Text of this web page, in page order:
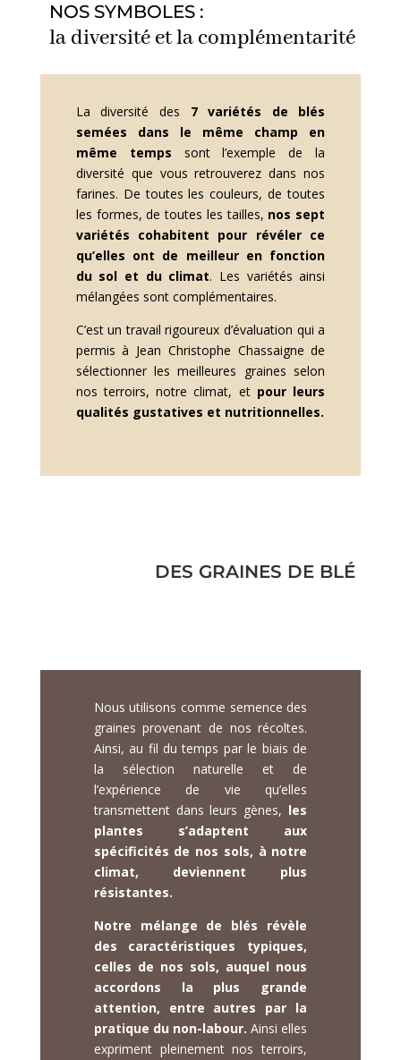
NOS SYMBOLES :
la diversité et la complémentarité
La diversité des 7 variétés de blés
semées dans le même champ en
même temps sont l’exemple de la
diversité que vous retrouverez dans nos
farines. De toutes les couleurs, de toutes
les formes, de toutes les tailles, nos sept
variétés cohabitent pour révéler ce
qu’elles ont de meilleur en fonction
du sol et du climat. Les variétés ainsi
mélangées sont complémentaires.
C’est un travail rigoureux d’évaluation qui a
permis à Jean Christophe Chassaigne de
sélectionner les meilleures graines selon
nos terroirs, notre climat, et pour leurs
qualités gustatives et nutritionnelles.
DES GRAINES DE BLÉ
Nous utilisons comme semence des
graines provenant de nos récoltes.
Ainsi, au fil du temps par le biais de
la sélection naturelle et de
l’expérience de vie qu’elles
transmettent dans leurs gènes, les
plantes s’adaptent aux
spécificités de nos sols, à notre
climat, deviennent plus
résistantes.
Notre mélange de blés révèle
des caractéristiques typiques,
celles de nos sols, auquel nous
accordons la plus grande
attention, entre autres par la
pratique du non-labour.Ainsi elles
expriment pleinement nos terroirs,